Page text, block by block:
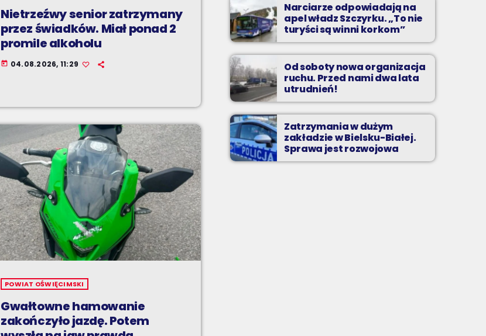
Nietrzeźwy senior zatrzymany
przez świadków. Miał ponad 2
promile alkoholu
today 04.08.2026, 11:29
POWIAT OŚWIĘCIMSKI
Gwałtowne hamowanie
zakończyło jazdę. Potem
Narciarze odpowiadają na
apel władz Szczyrku. „To nie
turyści są winni korkom”
Od soboty nowa organizacja
ruchu. Przed nami dwa lata
utrudnień!
Zatrzymania w dużym
zakładzie w Bielsku-Białej.
Sprawa jest rozwojowa